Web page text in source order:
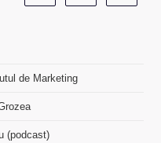
de Marketing
(podcast)